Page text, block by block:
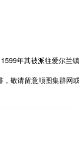
年其被派往爱尔兰
敬请留意顺图集群网